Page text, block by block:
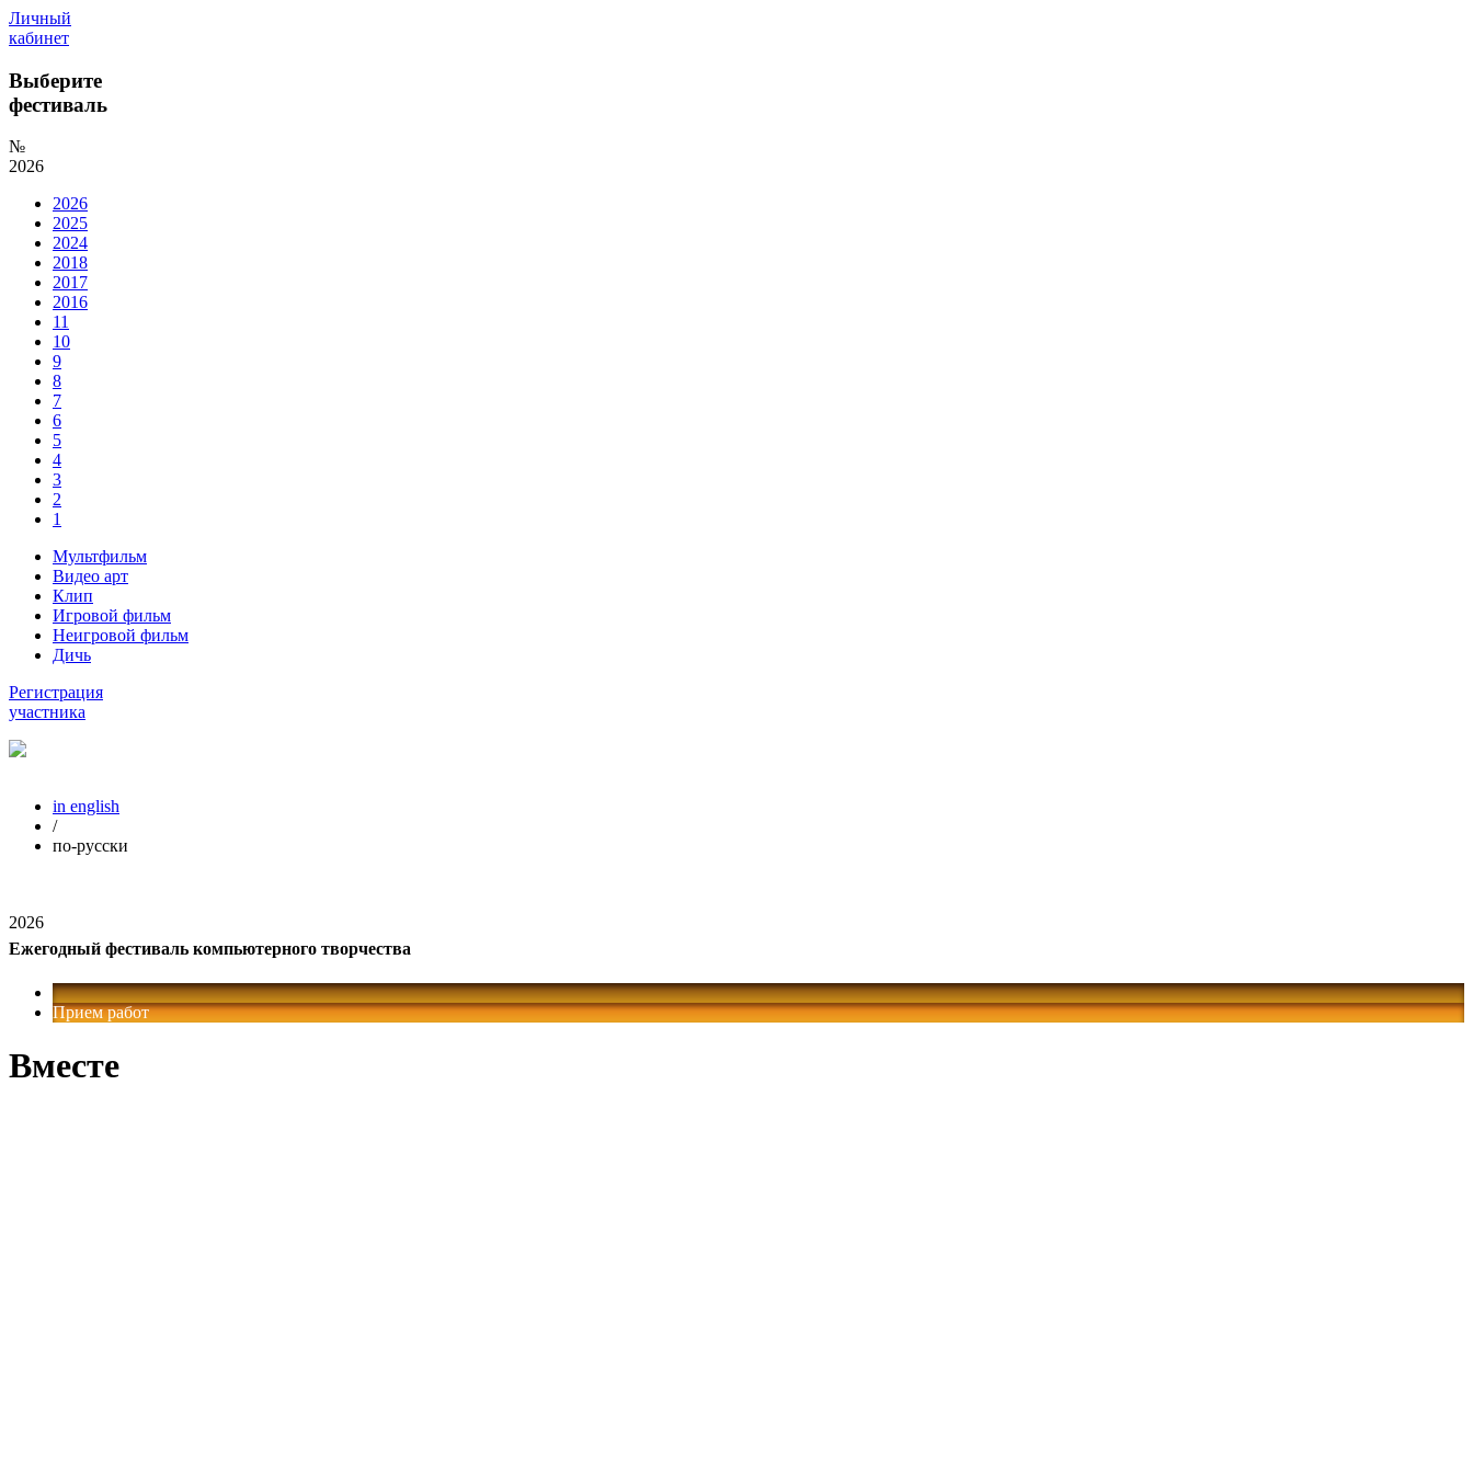
Личный
кабинет
Выберите
фестиваль
№
2026
2026
2025
2024
2018
2017
2016
11
10
9
8
7
6
5
4
3
2
1
Мультфильм
Видео арт
Клип
Игровой фильм
Неигровой фильм
Дичь
Регистрация
участника
in english
/
по-русски
2026
Ежегодный фестиваль компьютерного творчества
Прием работ
Вместе